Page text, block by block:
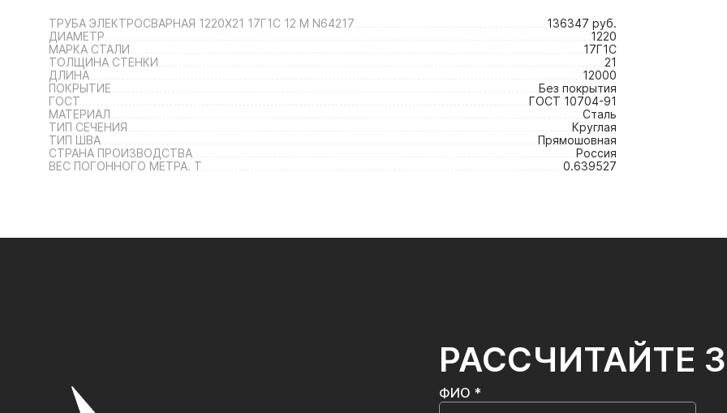
ТРУБА ЭЛЕКТРОСВАРНАЯ 1220Х21 17Г1С 12 М N64217
136347 руб.
ДИАМЕТР
1220
МАРКА СТАЛИ
17Г1С
ТОЛЩИНА СТЕНКИ
21
ДЛИНА
12000
ПОКРЫТИЕ
Без покрытия
ГОСТ
ГОСТ 10704-91
МАТЕРИАЛ
Сталь
ТИП СЕЧЕНИЯ
Круглая
ТИП ШВА
Прямошовная
СТРАНА ПРОИЗВОДСТВА
Россия
ВЕС ПОГОННОГО МЕТРА. Т
0.639527
РАССЧИТАЙТЕ
ФИО *